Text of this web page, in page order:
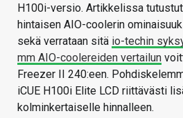
H100i-versio. Artikkelissa
hintaisen AIO-coolerin
sekä verrataan sitä io-techin
mm AIO-coolereiden vertailun
Freezer II 240:een.
iCUE H100i Elite LCD riittävästi
kolminkertaiselle hinnalleen.